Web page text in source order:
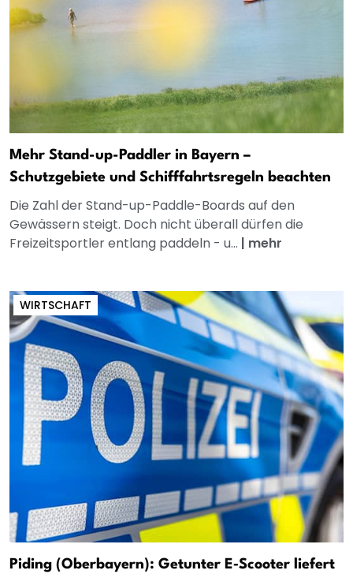
Mehr Stand-up-Paddler in Bayern –
Schutzgebiete und Schifffahrtsregeln beachten
Die Zahl der Stand-up-Paddle-Boards auf den
Gewässern steigt. Doch nicht überall dürfen die
Freizeitsportler entlang paddeln - u... | mehr
WIRTSCHAFT
Piding (Oberbayern): Getunter E‑Scooter liefert